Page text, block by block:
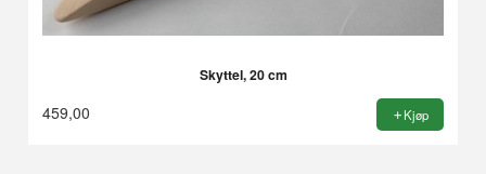
Skyttel, 20 cm
459,00 Kjøp